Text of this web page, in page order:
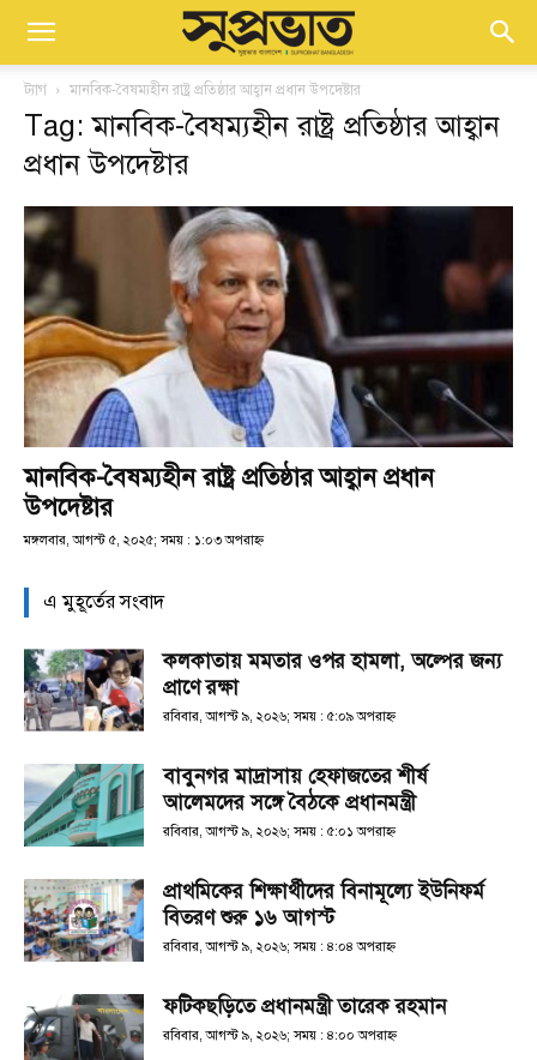
ট্যাগ মানবিক-বৈষম্যহীন রাষ্ট্র প্রতিষ্ঠার আহ্বান প্রধান উপদেষ্টার
Tag: মানবিক-বৈষম্যহীন রাষ্ট্র প্রতিষ্ঠার আহ্বান
প্রধান উপদেষ্টার
মানবিক-বৈষম্যহীন রাষ্ট্র প্রতিষ্ঠার আহ্বান প্রধান
উপদেষ্টার
মঙ্গলবার, আগস্ট ৫, ২০২৫; সময় : ১:০৩ অপরাহ্ণ
এ মুহূর্তের সংবাদ
কলকাতায় মমতার ওপর হামলা, অল্পের জন্য
প্রাণে রক্ষা
রবিবার, আগস্ট ৯, ২০২৬; সময় : ৫:০৯ অপরাহ্ণ
বাবুনগর মাদ্রাসায় হেফাজতের শীর্ষ
আলেমদের সঙ্গে বৈঠকে প্রধানমন্ত্রী
রবিবার, আগস্ট ৯, ২০২৬; সময় : ৫:০১ অপরাহ্ণ
প্রাথমিকের শিক্ষার্থীদের বিনামূল্যে ইউনিফর্ম
বিতরণ শুরু ১৬ আগস্ট
রবিবার, আগস্ট ৯, ২০২৬; সময় : ৪:০৪ অপরাহ্ণ
ফটিকছড়িতে প্রধানমন্ত্রী তারেক রহমান
রবিবার, আগস্ট ৯, ২০২৬; সময় : ৪:০০ অপরাহ্ণ